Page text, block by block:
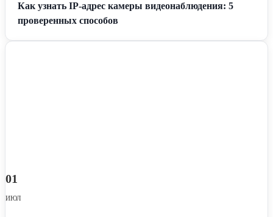
Как узнать IP-адрес камеры видеонаблюдения: 5
проверенных способов
01
ИЮЛ